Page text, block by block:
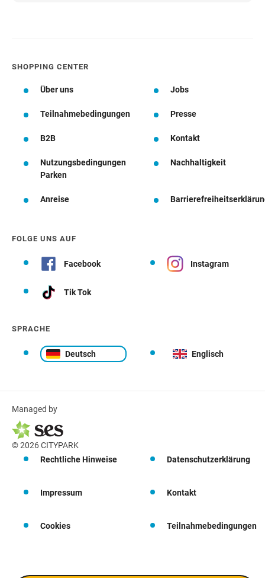
SHOPPING CENTER
Über uns Jobs
Teilnahmebedingungen Presse
B2B Kontakt
Nutzungsbedingungen
Parken
Nachhaltigkeit
Anreise
FOLGE UNS AUF
Facebook Instagram
Tik Tok
SPRACHE
Deutsch Englisch
Managed by
© 2026 CITYPARK
Rechtliche Hinweise
Datenschutzerklärung
Impressum Kontakt
Cookies Teilnahmebedingungen